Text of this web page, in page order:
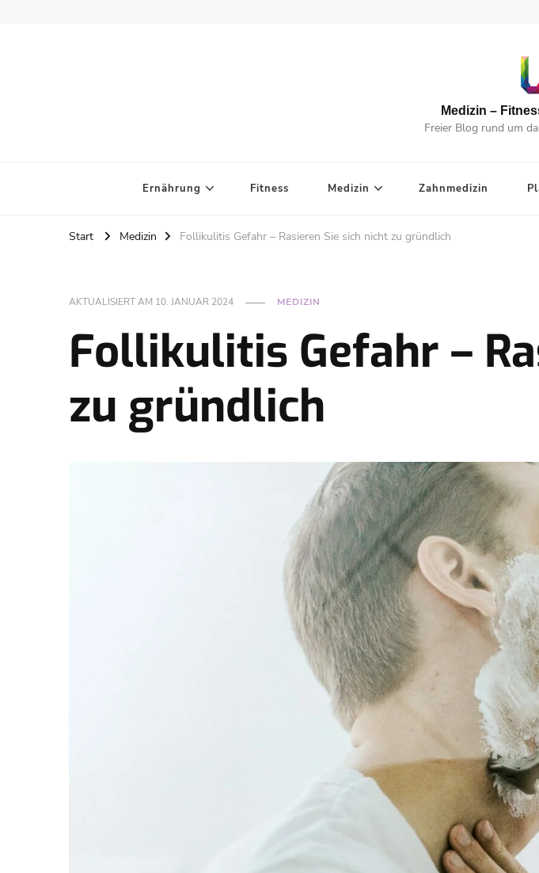
Medizin –
Freier Blog rund um
Ernährung Fitness Medizin Zahnmedizin
Start Medizin Follikulitis Gefahr – Rasieren Sie sich nicht zu gründlich
AKTUALISIERT AM 10. JANUAR 2024 MEDIZIN
Follikulitis Gefahr –
zu gründlich